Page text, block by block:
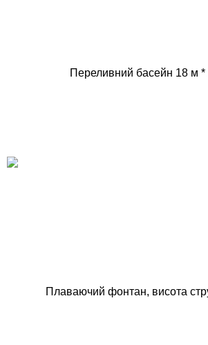
Переливний басейн 18 м *
Плаваючий фонтан, висота